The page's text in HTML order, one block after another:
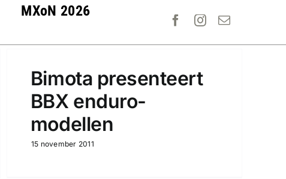
MXoN 2026
Bimota presenteert
BBX enduro-
modellen
15 november 2011